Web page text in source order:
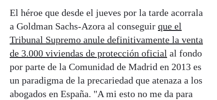
El héroe que desde el jueves por la tarde acorrala
a Goldman Sachs-Azora al conseguir que el
Tribunal Supremo anule definitivamente la venta
de 3.000 viviendas de protección oficial al fondo
por parte de la Comunidad de Madrid en 2013 es
un paradigma de la precariedad que atenaza a los
abogados en España. "A mi esto no me da para